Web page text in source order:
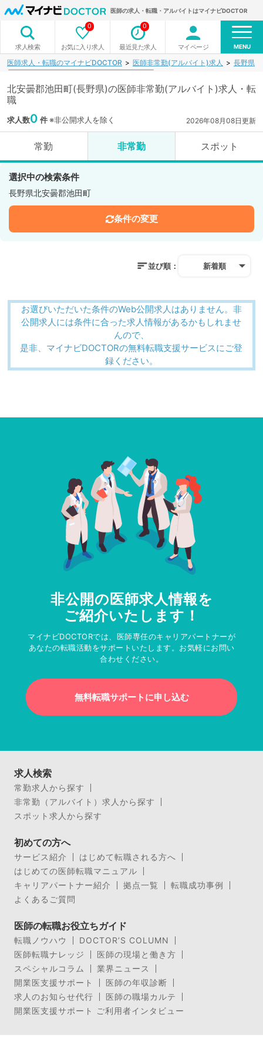
医師の求人・転職・アルバイトはマイナビDOCTOR
求人検索 お気に入り求人
0
最近見た求人
0
マイページ MENU
医師求人・転職のマイナビDOCTOR 医師非常勤(アルバイト)求人 長野県
北安曇郡池田町(長野県)の医師非常勤(アルバイト)求人・転
職
求人数0 件※非公開求人を除く 2026年08月08日更新
常勤 非常勤 スポット
選択中の検索条件
長野県北安曇郡池田町
条件の変更
並び順： 新着順
お選びいただいた条件のWeb公開求人はありません。非
公開求人には条件に合った求人情報があるかもしれませ
んので、
是非、マイナビDOCTORの無料転職支援サービスにご登
録ください。
非公開の医師求人情報を
ご紹介いたします！
マイナビDOCTORでは、医師専任のキャリアパートナーが
あなたの転職活動をサポートいたします。お気軽にお問い
合わせください。
無料転職サポートに申し込む
求人検索
常勤求人から探す
非常勤（アルバイト）求人から探す
スポット求人から探す
初めての方へ
サービス紹介
はじめて転職される方へ
はじめての医師転職マニュアル
キャリアパートナー紹介
拠点一覧
転職成功事例
よくあるご質問
医師の転職お役立ちガイド
転職ノウハウ
DOCTOR’S COLUMN
医師転職ナレッジ
医師の現場と働き方
スペシャルコラム
業界ニュース
開業医支援サポート
医師の年収診断
求人のお知らせ代行
医師の職場カルテ
開業医支援サポート ご利用者インタビュー